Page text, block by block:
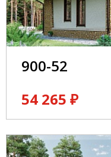
900-52
54 265 ₽